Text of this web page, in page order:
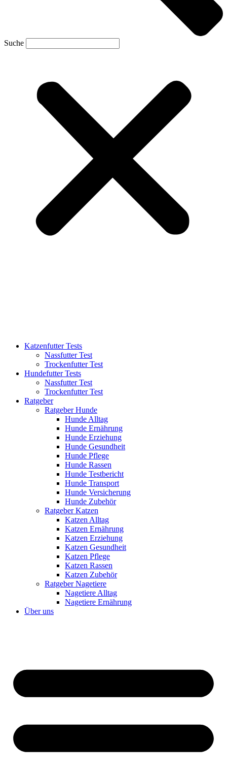
Suche
Katzenfutter Tests
Nassfutter Test
Trockenfutter Test
Hundefutter Tests
Nassfutter Test
Trockenfutter Test
Ratgeber
Ratgeber Hunde
Hunde Alltag
Hunde Ernährung
Hunde Erziehung
Hunde Gesundheit
Hunde Pflege
Hunde Rassen
Hunde Testbericht
Hunde Transport
Hunde Versicherung
Hunde Zubehör
Ratgeber Katzen
Katzen Alltag
Katzen Ernährung
Katzen Erziehung
Katzen Gesundheit
Katzen Pflege
Katzen Rassen
Katzen Zubehör
Ratgeber Nagetiere
Nagetiere Alltag
Nagetiere Ernährung
Über uns